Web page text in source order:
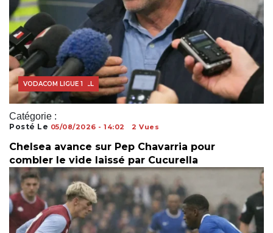
Catégorie :
MERCATO FOOTBALL
VODACOM LIGUE 1
Posté Le 05/08/2026 - 14:02 2 Vues
Chelsea avance sur Pep Chavarria pour
combler le vide laissé par Cucurella